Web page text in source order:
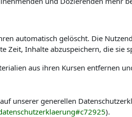
automatisch gelöscht. Die
Zeit, Inhalte abzuspeichern, die sie
aus ihren Kursen entfernen
unserer generellen
).